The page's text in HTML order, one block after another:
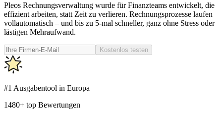
Pleos Rechnungsverwaltung wurde für Finanzteams entwickelt, die
effizient arbeiten, statt Zeit zu verlieren. Rechnungsprozesse laufen
vollautomatisch – und bis zu 5-mal schneller, ganz ohne Stress oder
lästigen Mehraufwand.
Kostenlos testen
#1 Ausgabentool in Europa
1480+ top Bewertungen